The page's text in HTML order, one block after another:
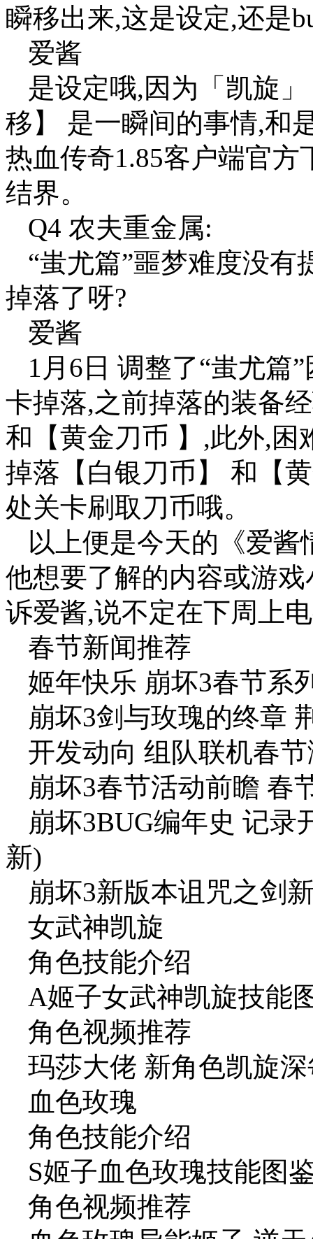
瞬移出来,这是设定,还是
爱酱
是设定哦,因为「凯旋
移】 是一瞬间的事情,和
热血传奇1.85客户端官
结界。
Q4 农夫重金属:
“蚩尤篇”噩梦难度没有
掉落了呀?
爱酱
1月6日 调整了“蚩尤篇
卡掉落,之前掉落的装备
和【黄金刀币 】,此外,困
掉落【白银刀币】 和【
处关卡刷取刀币哦。
以上便是今天的《爱
他想要了解的内容或游
诉爱酱,说不定在下周上
春节新闻推荐
姬年快乐 崩坏3春节系
崩坏3剑与玫瑰的终章
开发动向 组队联机春
崩坏3春节活动前瞻 春
崩坏3BUG编年史 记录
新)
崩坏3新版本诅咒之剑
女武神凯旋
角色技能介绍
A姬子女武神凯旋技能
角色视频推荐
玛莎大佬 新角色凯旋
血色玫瑰
角色技能介绍
S姬子血色玫瑰技能图
角色视频推荐